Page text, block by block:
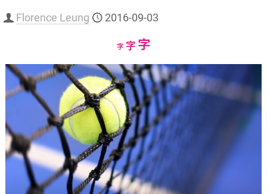
Florence Leung 2016-09-03
字Decrease
size.
字Reset
size.
字Increase
size.